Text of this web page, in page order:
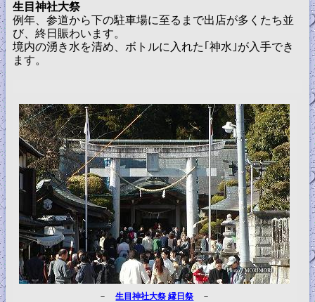
生目神社大祭
例年、参道から下の駐車場に至るまで出店が多くたち並
び、終日賑わいます。
境内の湧き水を清め、ボトルに入れた｢神水｣が入手でき
ます。
－生目神社大祭 縁日祭 －